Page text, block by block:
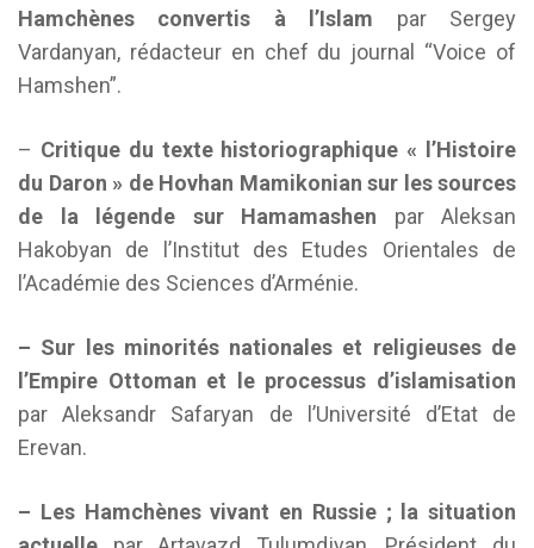
Hamchènes convertis à l’Islam par Sergey
Vardanyan, rédacteur en chef du journal “Voice of
Hamshen”.
– Critique du texte historiographique « l’Histoire
du Daron » de Hovhan Mamikonian sur les sources
de la légende sur Hamamashen par Aleksan
Hakobyan de l’Institut des Etudes Orientales de
l’Académie des Sciences d’Arménie.
– Sur les minorités nationales et religieuses de
l’Empire Ottoman et le processus d’islamisation
par Aleksandr Safaryan de l’Université d’Etat de
Erevan.
– Les Hamchènes vivant en Russie ; la situation